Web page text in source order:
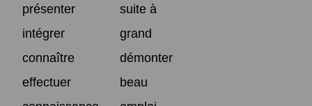
présenter
suite à
intégrer
grand
connaître
démonter
effectuer
beau